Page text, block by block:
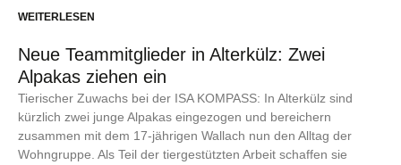
WEITERLESEN
Neue Teammitglieder in Alterkülz: Zwei
Alpakas ziehen ein
Tierischer Zuwachs bei der ISA KOMPASS: In Alterkülz sind
kürzlich zwei junge Alpakas eingezogen und bereichern
zusammen mit dem 17-jährigen Wallach nun den Alltag der
Wohngruppe. Als Teil der tiergestützten Arbeit schaffen sie